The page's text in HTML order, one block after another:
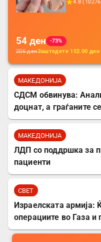
4.8 ( 10276
54 ден
-73%
206денЗаштедете 152.00 ден
МАКЕДОНИЈА
СДСМ обвинува:
доцнат, а граѓаните
МАКЕДОНИЈА
ЛДП со поддршка за
пациенти
СВЕТ
Израелската
операциите во Газа и